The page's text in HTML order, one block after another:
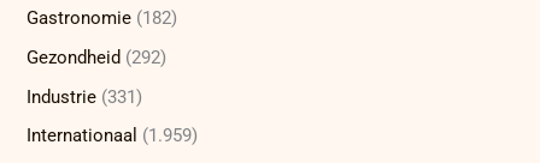
Gastronomie (182)
Gezondheid (292)
Industrie (331)
Internationaal (1.959)